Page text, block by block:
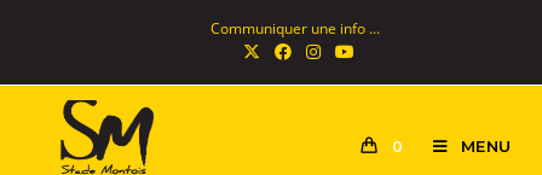
Communiquer une info ...
0 MENU